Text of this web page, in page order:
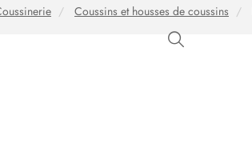
Coussins et housses de coussins